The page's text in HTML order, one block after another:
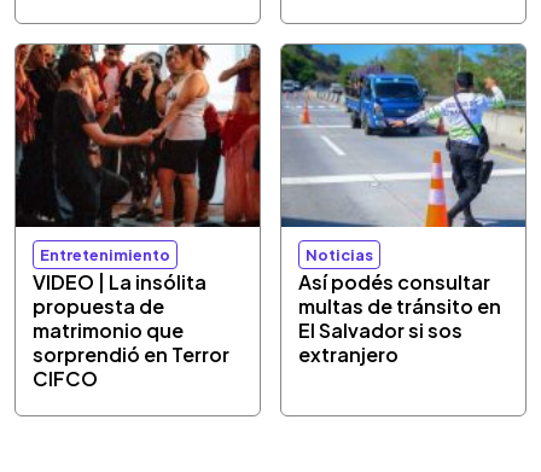
Entretenimiento
VIDEO | La insólita
propuesta de
matrimonio que
sorprendió en Terror
CIFCO
Noticias
Así podés consultar
multas de tránsito en
El Salvador si sos
extranjero